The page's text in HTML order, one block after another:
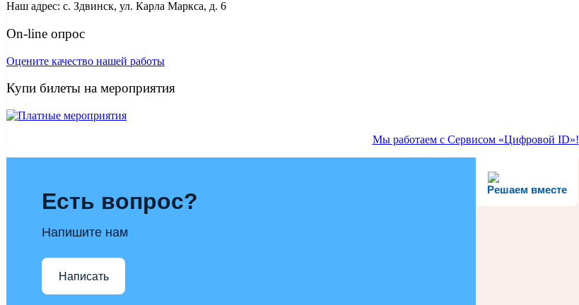
Наш адрес: с. Здвинск, ул. Карла Маркса, д. 6
On-line опрос
Оцените качество нашей работы
Купи билеты на мероприятия
Мы работаем с Сервисом «Цифровой ID»!
Решаем вместе
Есть вопрос?
Напишите нам
Написать